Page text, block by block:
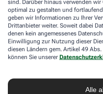
sind. Darüber hinaus verwenden
optimal zu gestalten und
geben wir Informationen zu Ihrer
Drittanbieter weiter. Soweit dabei
denen kein angemessenes
Einwilligung zur Nutzung dieser
diesen Ländern gem. Artikel 49
können Sie unserer
Alle
Lieferarten
Abholung in der
Botendienstlieferung
apotheke.com